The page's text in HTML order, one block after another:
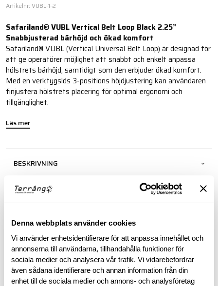
Denna webbplats använder cookies
Vi använder enhetsidentifierare för att anpassa innehållet och
annonserna till användarna, tillhandahålla funktioner för
sociala medier och analysera vår trafik. Vi vidarebefordrar
även sådana identifierare och annan information från din
enhet till de sociala medier och annons- och analysföretag
Artikelnr: VUBL-1-2
Safariland® VUBL Vertical Belt Loop Black 2.25”
Snabbjusterad bärhöjd och ökad komfort
Safariland® VUBL (Vertical Universal Belt Loop) är designad för
att ge operatörer möjlighet att snabbt och enkelt anpassa
hölstrets bärhöjd, samtidigt som den erbjuder ökad komfort.
Med en verktygslös 3-positions höjdjustering kan användaren
finjustera hölstrets placering för optimal ergonomi och
tillgänglighet.
Läs mer
BESKRIVNING
RECENSIONER
OM VARUMÄRKET
RELATERADE PRODUKTER